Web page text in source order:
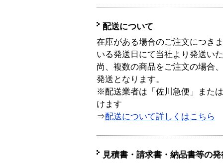
配送について
在庫がある場合のご注文につき
いる発送日にて当社より発送い
尚、複数の商品をご注文の場合
発送となります。
※配送業者は「佐川急便」また
けます
⇒配送について詳しくはこちら
見積書・請求書・納品書等の